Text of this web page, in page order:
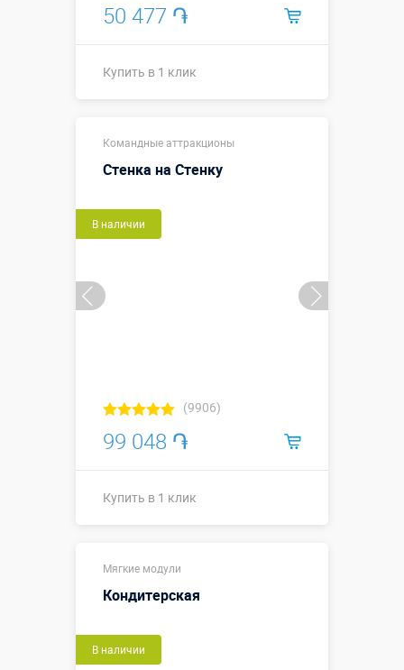
50 477 ֏
Купить в 1 клик
Командные аттракционы
Стенка на Стенку
В наличии
(9906)
99 048 ֏
Купить в 1 клик
Размеры, м:
Больше деталей →
Мягкие модули
Кондитерская
В наличии